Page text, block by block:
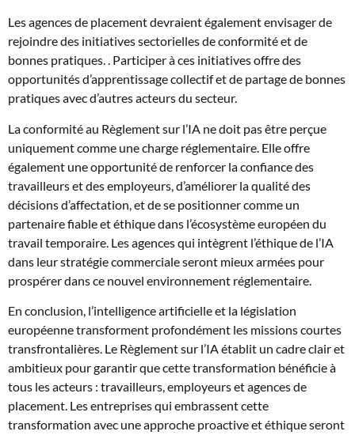
Les agences de placement devraient également envisager de
rejoindre des initiatives sectorielles de conformité et de
bonnes pratiques. . Participer à ces initiatives offre des
opportunités d’apprentissage collectif et de partage de bonnes
pratiques avec d’autres acteurs du secteur.
La conformité au Règlement sur l’IA ne doit pas être perçue
uniquement comme une charge réglementaire. Elle offre
également une opportunité de renforcer la confiance des
travailleurs et des employeurs, d’améliorer la qualité des
décisions d’affectation, et de se positionner comme un
partenaire fiable et éthique dans l’écosystème européen du
travail temporaire. Les agences qui intègrent l’éthique de l’IA
dans leur stratégie commerciale seront mieux armées pour
prospérer dans ce nouvel environnement réglementaire.
En conclusion, l’intelligence artificielle et la législation
européenne transforment profondément les missions courtes
transfrontalières. Le Règlement sur l’IA établit un cadre clair et
ambitieux pour garantir que cette transformation bénéficie à
tous les acteurs : travailleurs, employeurs et agences de
placement. Les entreprises qui embrassent cette
transformation avec une approche proactive et éthique seront